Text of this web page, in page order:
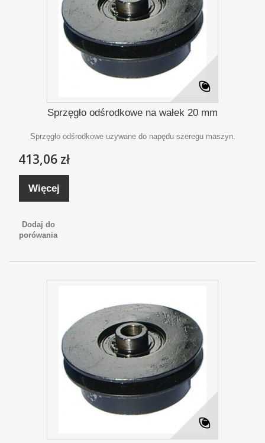
Sprzęgło odśrodkowe na wałek 20 mm
Sprzęgło odśrodkowe uzywane do napędu szeregu maszyn.
413,06 zł
Więcej
Dodaj do
porówania